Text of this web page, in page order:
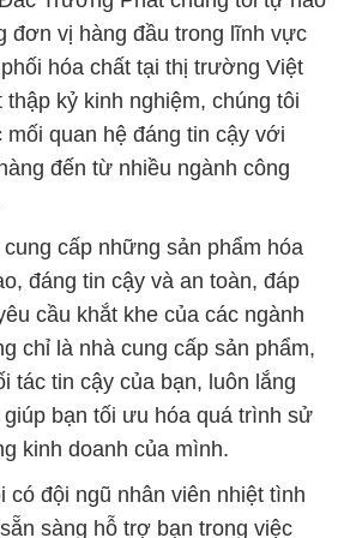
đơn vị hàng đầu trong lĩnh vực
hóa chất tại thị trường Việt
kỷ kinh nghiệm, chúng tôi
quan hệ đáng tin cậy với
đến từ nhiều ngành công
cấp những sản phẩm hóa
đáng tin cậy và an toàn, đáp
cầu khắt khe của các ngành
chỉ là nhà cung cấp sản phẩm,
tác tin cậy của bạn, luôn lắng
bạn tối ưu hóa quá trình sử
kinh doanh của mình.
có đội ngũ nhân viên nhiệt tình
sàng hỗ trợ bạn trong việc